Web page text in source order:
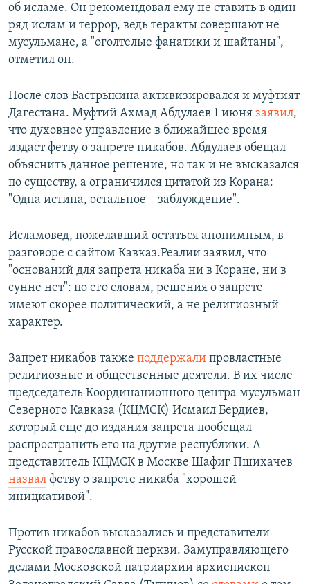
об исламе. Он рекомендовал ему не ставить в один
ряд ислам и террор, ведь теракты совершают не
мусульмане, а "оголтелые фанатики и шайтаны",
отметил он.
После слов Бастрыкина активизировался и муфтият
Дагестана. Муфтий Ахмад Абдулаев 1 июня заявил,
что духовное управление в ближайшее время
издаст фетву о запрете никабов. Абдулаев обещал
объяснить данное решение, но так и не высказался
по существу, а ограничился цитатой из Корана:
"Одна истина, остальное – заблуждение".
Исламовед, пожелавший остаться анонимным, в
разговоре с сайтом Кавказ.Реалии заявил, что
"оснований для запрета никаба ни в Коране, ни в
сунне нет": по его словам, решения о запрете
имеют скорее политический, а не религиозный
характер.
Запрет никабов также поддержали провластные
религиозные и общественные деятели. В их числе
председатель Координационного центра мусульман
Северного Кавказа (КЦМСК) Исмаил Бердиев,
который еще до издания запрета пообещал
распространить его на другие республики. А
представитель КЦМСК в Москве Шафиг Пшихачев
назвал фетву о запрете никаба "хорошей
инициативой".
Против никабов высказались и представители
Русской православной церкви. Замуправляющего
делами Московской патриархии архиепископ